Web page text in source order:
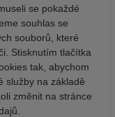
se pokaždé
souhlas se
souborů, které
Stisknutím tlačítka
tak, abychom
služby na základě
změnit na stránce